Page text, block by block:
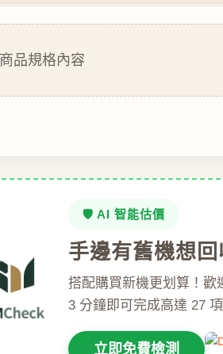
商品規格內容
🛡️ AI 智能估價
手邊有舊機想回
搭配購買新機更划算！歡
3 分鐘即可完成高達 27
立即免費檢測